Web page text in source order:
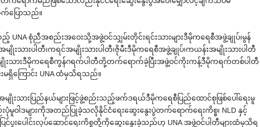
က်‌ပြောသည်။
စုံညီအစည်းအ‌ဝေးသို့အဖွဲ့ဝင်သျှမ်းတိုင်းရင်းသားများဒီမိုက‌ရေစီအဖွဲ့ချုပ်၊မွန်
မျိုးသားပါတီ၊ကရင်အမျိုးသားပါတီ၊ဇိုမီးဒီမိုက‌ရေစီအဖွဲ့ချုပ်၊ကယန်းအမျိုးသားပါတီ
ျိုးသားဒီမိုက‌ရေစီကွန်ဂရက်ပါတီတို့တက်‌ရောက်ခဲ့ပြီးအဖွဲ့ဝင်ကိုးကန့်ဒီမိုကရက်တစ်ပါတီ
မရှိ‌ကြောင်း UNA ထံမှသိရသည်။
းသားပြည်နယ်များဖြင့်ဖွဲ့စည်းသည့်ဖက်ဒရယ်ဒီမိုက‌ရေစီပြည်‌ထောင်စုဖြစ်‌ပေါ်‌ရေးမူ
ပုံမူဝါဒများကိုအတည်ပြုခဲ့သလိုနိုင်ငံ‌ရေး‌ဆွေး‌နွေးပွဲတက်‌ရောက်‌ရေးကိစ္စ၊ NLD နှင့်
ပူး‌ပေါင်းလုပ်‌ဆောင်‌ရေးကိစ္စတို့ကို‌ဆွေး‌နွေးခဲ့သည်ဟု UNA အဖွဲ့ဝင်ပါတီများထံမှသိရ